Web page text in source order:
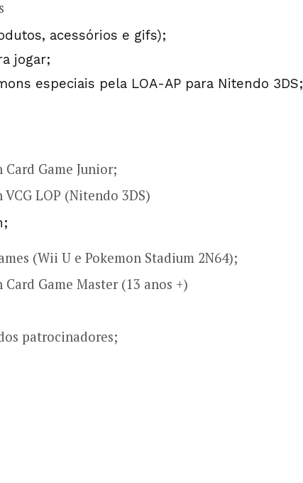
acessórios e gifs);
jogar;
especiais pela LOA-AP para Nitendo 3DS;
Game Junior;
LOP (Nitendo 3DS)
(Wii U e Pokemon Stadium 2N64);
Game Master (13 anos +)
patrocinadores;